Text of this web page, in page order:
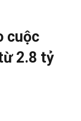
cuộc
2.8 tỷ